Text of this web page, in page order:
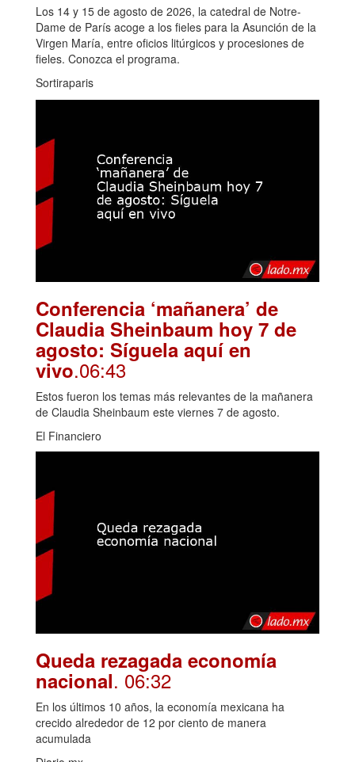
Los 14 y 15 de agosto de 2026, la catedral de Notre-
Dame de París acoge a los fieles para la Asunción de la
Virgen María, entre oficios litúrgicos y procesiones de
fieles. Conozca el programa.
Sortiraparis
Conferencia ‘mañanera’ de
Claudia Sheinbaum hoy 7 de
agosto: Síguela aquí en
vivo.06:43
Estos fueron los temas más relevantes de la mañanera
de Claudia Sheinbaum este viernes 7 de agosto.
El Financiero
Queda rezagada economía
nacional. 06:32
En los últimos 10 años, la economía mexicana ha
crecido alrededor de 12 por ciento de manera
acumulada